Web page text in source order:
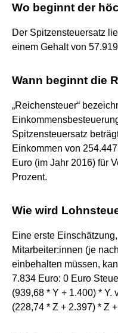
Wo beginnt der
Der Spitzensteuersatz
einem Gehalt von
Wann beginnt die
„Reichensteuer“
Spitzensteuersatz
Einkommen von
Euro (im Jahr 2016) für
Prozent.
Wie wird
Eine erste
Mitarbeiter:innen (je
einbehalten müssen,
7.834 Euro: 0 Euro
(939,68 * Y + 1.400) * Y.
(228,74 * Z + 2.397) * Z